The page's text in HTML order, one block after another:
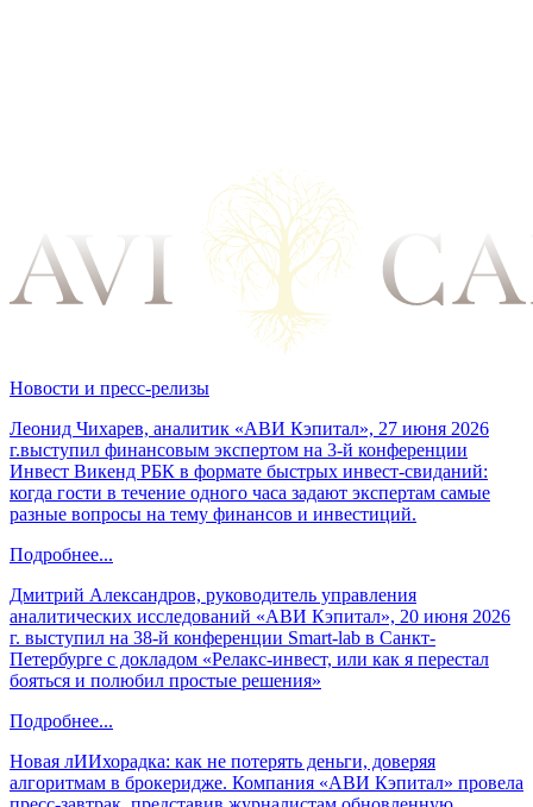
Новости и пресс-релизы
Леонид Чихарев, аналитик «АВИ Кэпитал», 27 июня 2026
г.выступил финансовым экспертом на 3-й конференции
Инвест Викенд РБК в формате быстрых инвест-свиданий:
когда гости в течение одного часа задают экспертам самые
разные вопросы на тему финансов и инвестиций.
Подробнее...
Дмитрий Александров, руководитель управления
аналитических исследований «АВИ Кэпитал», 20 июня 2026
г. выступил на 38-й конференции Smart-lab в Санкт-
Петербурге с докладом «Релакс-инвест, или как я перестал
бояться и полюбил простые решения»
Подробнее...
Новая лИИхорадка: как не потерять деньги, доверяя
алгоритмам в брокеридже. Компания «АВИ Кэпитал» провела